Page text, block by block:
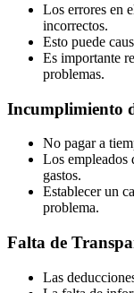
Los errores en
incorrectos.
Esto puede
Es importante
problemas.
Incumplimiento
No pagar a
Los empleados
gastos.
Establecer un
problema.
Falta de
Las